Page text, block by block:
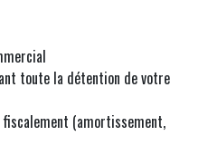
toute la détention de votre
(amortissement,